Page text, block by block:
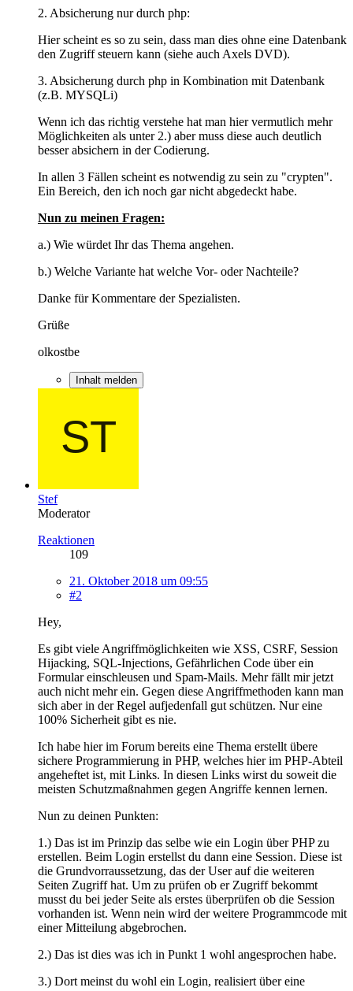
2. Absicherung nur durch php:
Hier scheint es so zu sein, dass man dies ohne eine Datenbank
den Zugriff steuern kann (siehe auch Axels DVD).
3. Absicherung durch php in Kombination mit Datenbank
(z.B. MYSQLi)
Wenn ich das richtig verstehe hat man hier vermutlich mehr
Möglichkeiten als unter 2.) aber muss diese auch deutlich
besser absichern in der Codierung.
In allen 3 Fällen scheint es notwendig zu sein zu "crypten".
Ein Bereich, den ich noch gar nicht abgedeckt habe.
Nun zu meinen Fragen:
a.) Wie würdet Ihr das Thema angehen.
b.) Welche Variante hat welche Vor- oder Nachteile?
Danke für Kommentare der Spezialisten.
Grüße
olkostbe
Inhalt melden
Stef
Moderator
Reaktionen
109
21. Oktober 2018 um 09:55
#2
Hey,
Es gibt viele Angriffmöglichkeiten wie XSS, CSRF, Session
Hijacking, SQL-Injections, Gefährlichen Code über ein
Formular einschleusen und Spam-Mails. Mehr fällt mir jetzt
auch nicht mehr ein. Gegen diese Angriffmethoden kann man
sich aber in der Regel aufjedenfall gut schützen. Nur eine
100% Sicherheit gibt es nie.
Ich habe hier im Forum bereits eine Thema erstellt übere
sichere Programmierung in PHP, welches hier im PHP-Abteil
angeheftet ist, mit Links. In diesen Links wirst du soweit die
meisten Schutzmaßnahmen gegen Angriffe kennen lernen.
Nun zu deinen Punkten:
1.) Das ist im Prinzip das selbe wie ein Login über PHP zu
erstellen. Beim Login erstellst du dann eine Session. Diese ist
die Grundvorraussetzung, das der User auf die weiteren
Seiten Zugriff hat. Um zu prüfen ob er Zugriff bekommt
musst du bei jeder Seite als erstes überprüfen ob die Session
vorhanden ist. Wenn nein wird der weitere Programmcode mit
einer Mitteilung abgebrochen.
2.) Das ist dies was ich in Punkt 1 wohl angesprochen habe.
3.) Dort meinst du wohl ein Login, realisiert über eine